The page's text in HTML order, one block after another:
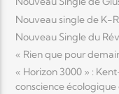
Nouveau single de K-
Nouveau Single du
« Rien que pour
« Horizon 3000 » :
conscience